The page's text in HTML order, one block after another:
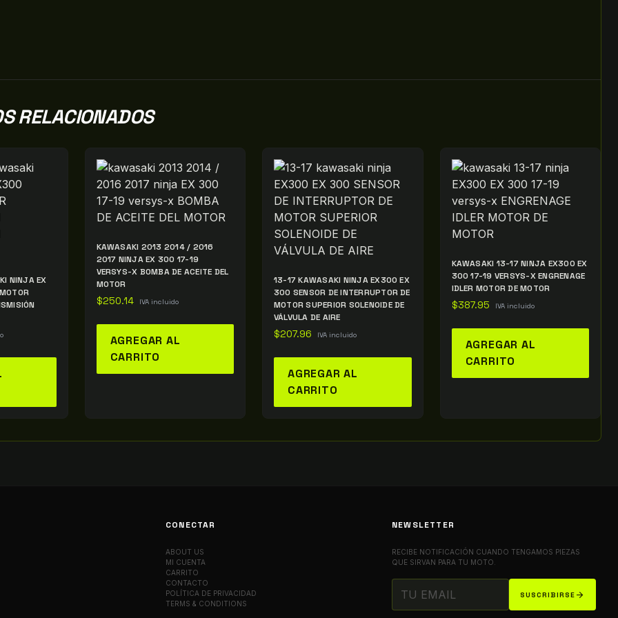
RELACIONADOS
NINJA EX
KAWASAKI 2013 2014 / 2016
2017 NINJA EX 300 17-19
VERSYS-X BOMBA DE ACEITE DEL
MOTOR
$250.14 IVA incluido
AGREGAR AL
CARRITO
13-17 KAWASAKI NINJA EX300 EX
300 SENSOR DE INTERRUPTOR DE
MOTOR SUPERIOR SOLENOIDE DE
VÁLVULA DE AIRE
$207.96 IVA incluido
AGREGAR AL
CARRITO
KAWASAKI 13-17 NINJA EX300 EX
300 17-19 VERSYS-X ENGRENAGE
IDLER MOTOR DE MOTOR
$387.95 IVA incluido
AGREGAR AL
CARRITO
CONECTAR
ABOUT US
MI CUENTA
CARRITO
CONTACTO
POLÍTICA DE PRIVACIDAD
TERMS & CONDITIONS
NEWSLETTER
RECIBE NOTIFICACIÓN CUANDO TENGAMOS PIEZAS
QUE SIRVAN PARA TU MOTO.
SUSCRIBIRSE arrow_forward